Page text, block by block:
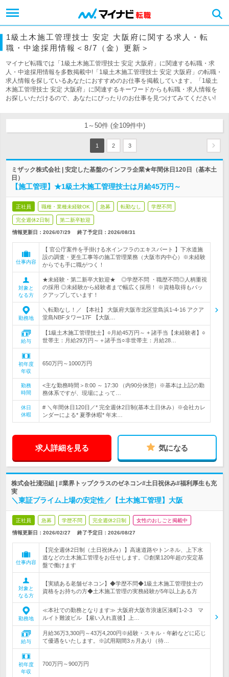
1級土木施工管理技士 安定 大阪府に関する求人・転
職・中途採用情報＜8/7（金）更新＞
マイナビ転職では「1級土木施工管理技士 安定 大阪府」に関連する転職・求
人・中途採用情報を多数掲載中!「1級土木施工管理技士 安定 大阪府」の転職・
求人情報を探しているあなたにおすすめのお仕事を掲載しています。「1級土
木施工管理技士 安定 大阪府」に関連するキーワードからも転職・求人情報を
お探しいただけるので、あなたにぴったりのお仕事を見つけてみてください!
1～50件 (全109件中)
1 2 3
ミザック株式会社 | 安定した基盤のインフラ企業★年間休日120日（基本土
日）
【施工管理】★1級土木施工管理技士は月給45万円～
正社員 職種・業種未経験OK 急募 転勤なし 学歴不問
完全週休2日制 第二新卒歓迎
情報更新日：2026/07/29 終了予定日： 2026/08/31
仕事内容
【 官公庁案件を手掛ける水インフラのエキスパート 】下水道施
設の調査・更生工事等の施工管理業務（大阪市内中心）※未経験
からでも手に職がつく！
対象と
なる方
★未経験・第二新卒大歓迎★ ◎学歴不問 ・職歴不問◎人柄重視
の採用 ◎未経験から経験者まで幅広く採用！ ※資格取得もバッ
クアップしています！
勤務地
＼転勤なし！／ 【本社】 大阪府大阪市北区堂島浜1-4-16 アクア
堂島NBFタワー17F 【大阪…
給与
【1級土木施工管理技士】○月給45万円～ + 諸手当【未経験者】○
世帯主：月給29万円～＋諸手当○非世帯主：月給28…
初年度
年収
650万円～1000万円
勤務
時間
<主な勤務時間＞8:00 ～ 17:30 （内90分休憩）※基本は上記の勤
務体系ですが、現場によって…
休日
休暇
# ＼年間休日120日／* 完全週休2日制(基本土日休み）※会社カレ
ンダーによる* 夏季休暇* 年末…
求人詳細を見る 気になる
株式会社淺沼組 | #業界トップクラスのゼネコン#土日祝休み#福利厚生も充
実
＼東証プライム上場の安定性／【土木施工管理】大阪
正社員 急募 学歴不問 完全週休2日制 女性のおしごと掲載中
情報更新日：2026/02/27 終了予定日： 2026/08/27
仕事内容
【完全週休2日制（土日祝休み）】高速道路やトンネル、上下水
道などの土木施工管理をお任せします。◎創業120年超の安定基
盤で働けます
対象と
なる方
【実績ある老舗ゼネコン】◆学歴不問◆1級土木施工管理技士の
資格をお持ちの方◆土木施工管理の実務経験が5年以上ある方
勤務地
≪本社での勤務となります≫ 大阪府大阪市浪速区湊町1-2-3 マ
ルイト難波ビル 【雇い入れ直後】上…
給与
月給36万3,300円～43万4,200円※経験・スキル・年齢などに応じ
て優遇をいたします。※試用期間3ヵ月あり（待…
初年度
年収
700万円～900万円